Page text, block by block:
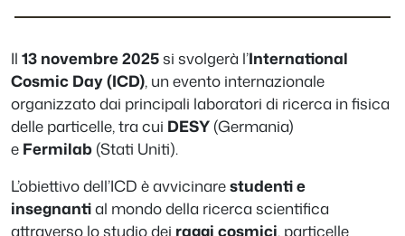
Il 13 novembre 2025si svolgerà l’International
Cosmic Day (ICD), un evento internazionale
organizzato dai principali laboratori di ricerca in fisica
delle particelle, tra cui DESY (Germania)
e Fermilab (Stati Uniti).
L’obiettivo dell’ICD è avvicinarestudenti e
insegnantial mondo della ricerca scientifica
attraverso lo studio dei raggi cosmici, particelle